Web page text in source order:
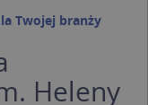
Twojej branży
Heleny